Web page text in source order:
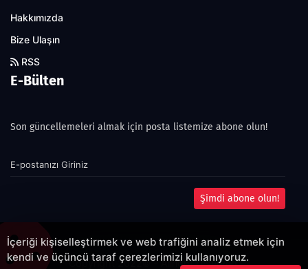
Hakkımızda
Bize Ulaşın
RSS
E-Bülten
Son güncellemeleri almak için posta listemize abone olun!
Şimdi abone olun!
Copyright 2022© - Allright reserved.
İçeriği kişiselleştirmek ve web trafiğini analiz etmek için
kendi ve üçüncü taraf çerezlerimizi kullanıyoruz.